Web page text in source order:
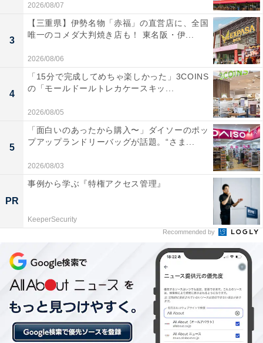
2026/08/07
3
【三重県】伊勢名物「赤福」の直営店に、全国
唯一のコメダ大判焼き店も！ 東名阪・伊...
2026/08/06
4
「15分で完成してめちゃ楽しかった」3COINS
の「モールドールトレカケースキッ...
2026/08/05
5
「面白いのあったから購入〜」ダイソーのポッ
プアップランドリーバッグが話題。“さま...
2026/08/03
PR
事例から学ぶ『特権アクセス管理』
KeeperSecurity
Recommended by